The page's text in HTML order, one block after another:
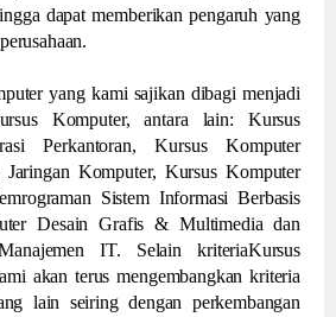
dapat memberikan pengaruh yang
yang kami sajikan dibagi menjadi
Komputer, antara lain: Kursus
Perkantoran, Kursus Komputer
Komputer, Kursus Komputer
Sistem Informasi Berbasis
Desain Grafis & Multimedia dan
IT. Selain kriteriaKursus
akan terus mengembangkan kriteria
lain seiring dengan perkembangan